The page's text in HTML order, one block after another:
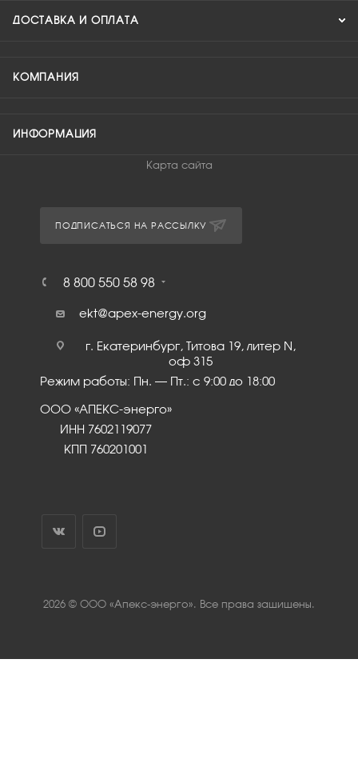
ДОСТАВКА И ОПЛАТА
КОМПАНИЯ
ИНФОРМАЦИЯ
Карта сайта
ПОДПИСАТЬСЯ НА РАССЫЛКУ
8 800 550 58 98
ekt@apex-energy.org
г. Екатеринбург, Титова 19, литер N,
оф 315
Режим работы: Пн. – Пт.: с 9:00 до 18:00
ООО «АПЕКС-энерго»
ИНН 7602119077
КПП 760201001
2026 © ООО «Апекс-энерго». Все права защищены.